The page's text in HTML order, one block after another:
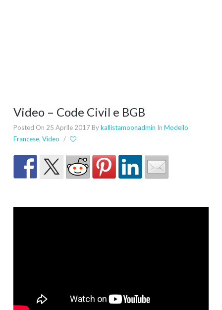
Video – Code Civil e BGB
Posted On 25 Aprile 2017 Bykallistamoonadmin In Modello
Francese, Video /